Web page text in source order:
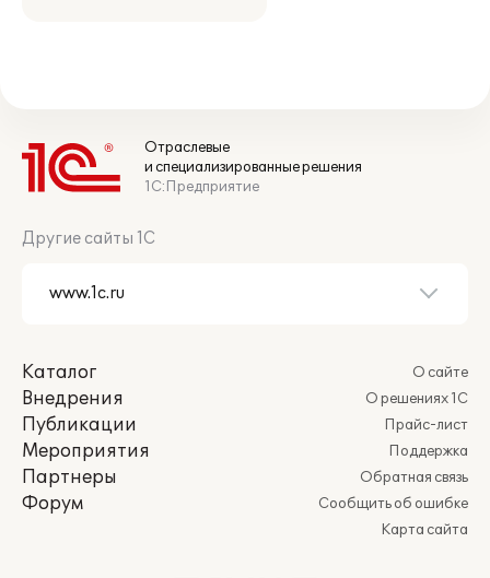
Отраслевые
и специализированные решения
1С:Предприятие
Другие сайты 1С
Каталог
Внедрения
Публикации
Мероприятия
Партнеры
Форум
О сайте
О решениях 1С
Прайс-лист
Поддержка
Обратная связь
Сообщить об ошибке
Карта сайта